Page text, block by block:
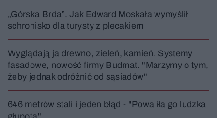
„Górska Brda”. Jak Edward Moskała wymyślił
schronisko dla turysty z plecakiem
Wyglądają ja drewno, zieleń, kamień. Systemy
fasadowe, nowość firmy Budmat. "Marzymy o tym,
żeby jednak odróżnić od sąsiadów"
646 metrów stali i jeden błąd - "Powaliła go ludzka